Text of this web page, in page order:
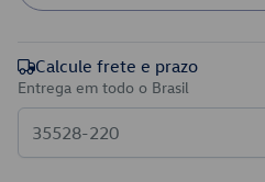
Calcule frete e prazo
Entrega em todo o Brasil